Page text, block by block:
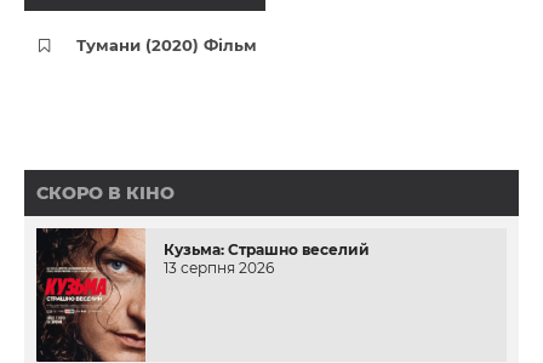
Тумани (2020) Фільм
СКОРО В КІНО
Кузьма: Страшно веселий
13 серпня 2026